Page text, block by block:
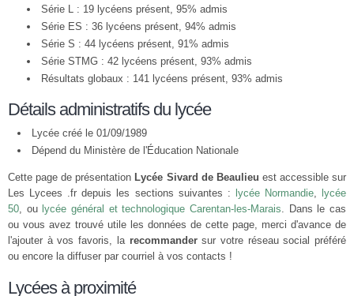
Série L : 19 lycéens présent, 95% admis
Série ES : 36 lycéens présent, 94% admis
Série S : 44 lycéens présent, 91% admis
Série STMG : 42 lycéens présent, 93% admis
Résultats globaux : 141 lycéens présent, 93% admis
Détails administratifs du lycée
Lycée créé le 01/09/1989
Dépend du Ministère de l'Éducation Nationale
Cette page de présentation Lycée Sivard de Beaulieu est accessible sur
Les Lycees .fr depuis les sections suivantes :
lycée Normandie,
lycée
50, ou lycée général et technologique Carentan-les-Marais. Dans le cas
ou vous avez trouvé utile les données de cette page, merci d'avance de
l'ajouter à vos favoris, la recommandersur votre réseau social préféré
ou encore la diffuser par courriel à vos contacts !
Lycées à proximité